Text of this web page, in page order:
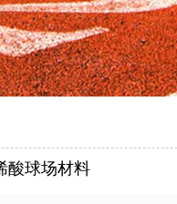
酸球场材料